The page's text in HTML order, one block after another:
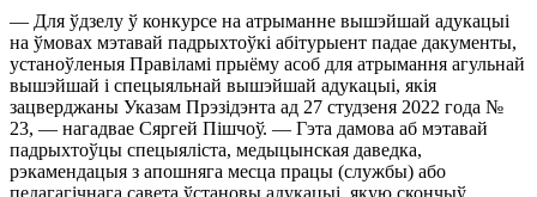
— Для ўдзелу ў конкурсе на атрыманне вышэйшай адукацыі
на ўмовах мэтавай падрыхтоўкі абітурыент падае дакументы,
устаноўленыя Правіламі прыёму асоб для атрымання агульнай
вышэйшай і спецыяльнай вышэйшай адукацыі, якія
зацверджаны Указам Прэзідэнта ад 27 студзеня 2022 года №
23, — нагадвае Сяргей Пішчоў. — Гэта дамова аб мэтавай
падрыхтоўцы спецыяліста, медыцынская даведка,
рэкамендацыя з апошняга месца працы (службы) або
педагагічнага савета ўстановы адукацыі, якую скончыў